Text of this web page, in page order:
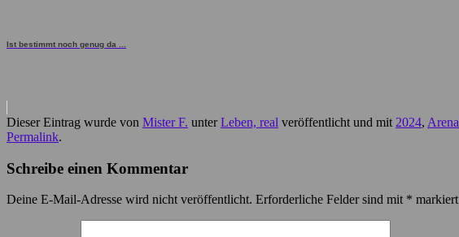
Ist bestimmt noch genug da ...
Dieser Eintrag wurde von Mister F. unterLeben, real veröffentlicht und mit 2024, Arena
Permalink.
Schreibe einen Kommentar
Deine E-Mail-Adresse wird nicht veröffentlicht. Erforderliche Felder sind mit * markiert